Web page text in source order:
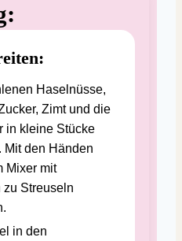
Haselnüsse,
Zimt und die
in kleine Stücke
Mit den Händen
Mixer mit
zu Streuseln
in den